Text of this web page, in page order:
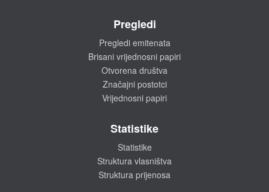
Pregledi
Pregledi emitenata
Brisani vrijednosni papiri
Otvorena društva
Značajni postotci
Vrijednosni papiri
Statistike
Statistike
Struktura vlasništva
Struktura prijenosa